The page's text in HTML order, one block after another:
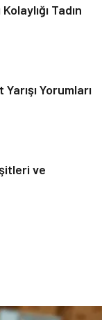
Tadın
Yorumları
ve